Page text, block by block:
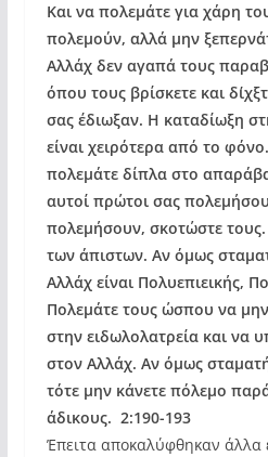
Και να πολεμάτε για χάρη
πολεμούν, αλλά μην
Αλλάχ δεν αγαπά τους
όπου τους βρίσκετε και
σας έδιωξαν. Η καταδίωξη
είναι χειρότερα από το
πολεμάτε δίπλα στο
αυτοί πρώτοι σας
πολεμήσουν, σκοτώστε τους.
των άπιστων. Αν όμως
Αλλάχ είναι Πολυεπιεικής,
Πολεμάτε τους ώσπου να
στην ειδωλολατρεία και να
στον Αλλάχ. Αν όμως
τότε μην κάνετε πόλεμο
άδικους. 2:190-193
Έπειτα αποκαλύφθηκαν άλλα